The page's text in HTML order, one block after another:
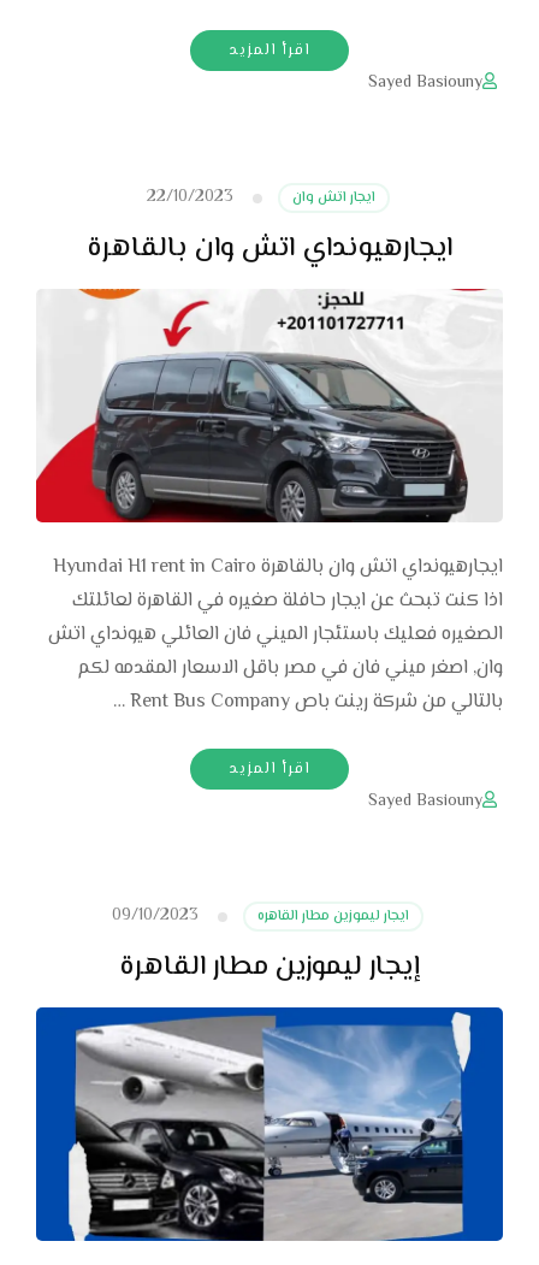
اقرأ المزيد
Sayed Basiouny
ايجار اتش وان 22/10/2023
ايجارهيونداي اتش وان بالقاهرة
ايجارهيونداي اتش وان بالقاهرة Hyundai H1 rent in Cairo
اذا كنت تبحث عن ايجار حافلة صغيره في القاهرة لعائلتك
الصغيره فعليك باستئجار الميني فان العائلي هيونداي اتش
وان, اصغر ميني فان في مصر باقل الاسعار المقدمه لكم
بالتالي من شركة رينت باص Rent Bus Company …
اقرأ المزيد
Sayed Basiouny
ايجار ليموزين مطار القاهره 09/10/2023
إيجار ليموزين مطار القاهرة